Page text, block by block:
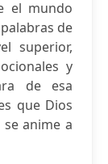
el mundo
de
superior,
y
de esa
que Dios
anime a